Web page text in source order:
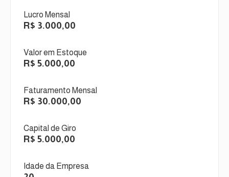
Lucro Mensal
R$ 3.000,00
Valor em Estoque
R$ 5.000,00
Faturamento Mensal
R$ 30.000,00
Capital de Giro
R$ 5.000,00
Idade da Empresa